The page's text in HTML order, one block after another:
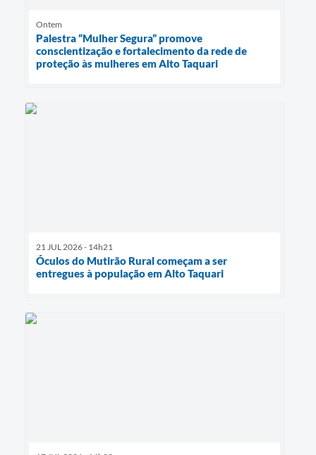
Ontem
Palestra “Mulher Segura” promove
conscientização e fortalecimento da rede de
proteção às mulheres em Alto Taquari
21 JUL 2026 - 14h21
Óculos do Mutirão Rural começam a ser
entregues à população em Alto Taquari